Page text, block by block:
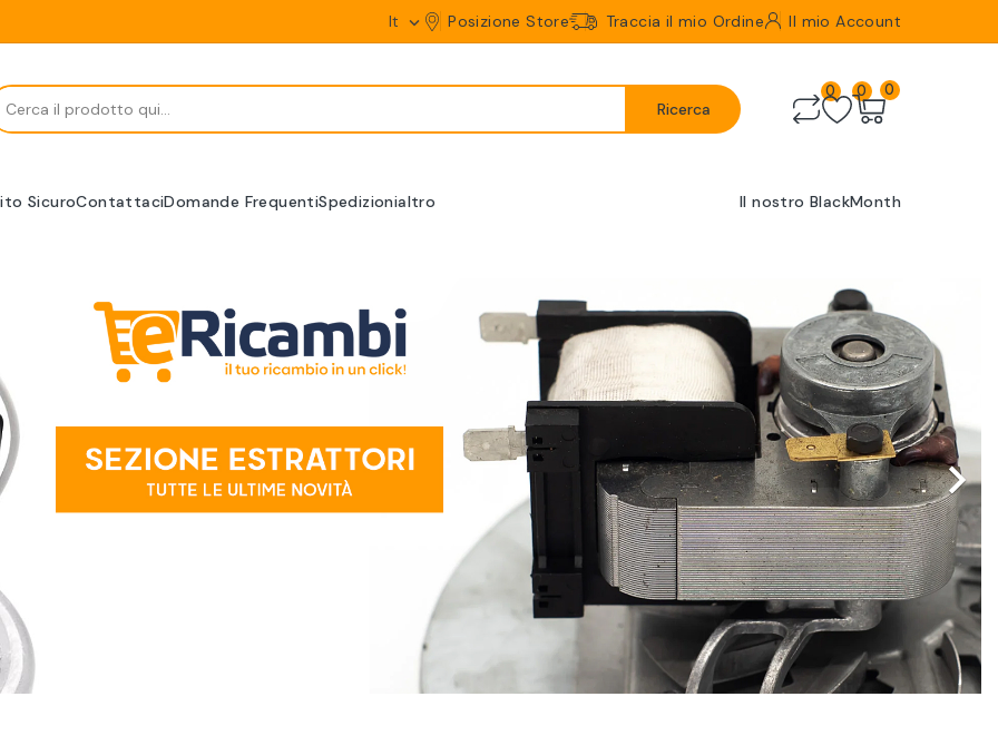
It  Posizione Store Traccia il mio Ordine Il mio Account
Ricerca
0 0 0
SicuroContattaciDomande FrequentiSpedizionialtro Il nostro BlackMonth
